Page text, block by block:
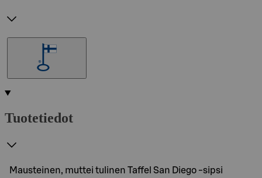
Tuotetiedot
Mausteinen, muttei tulinen Taffel San Diego -sipsi